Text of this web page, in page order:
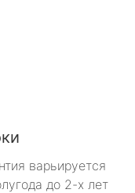
варьируется
до 2-х лет